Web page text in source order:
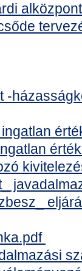
-